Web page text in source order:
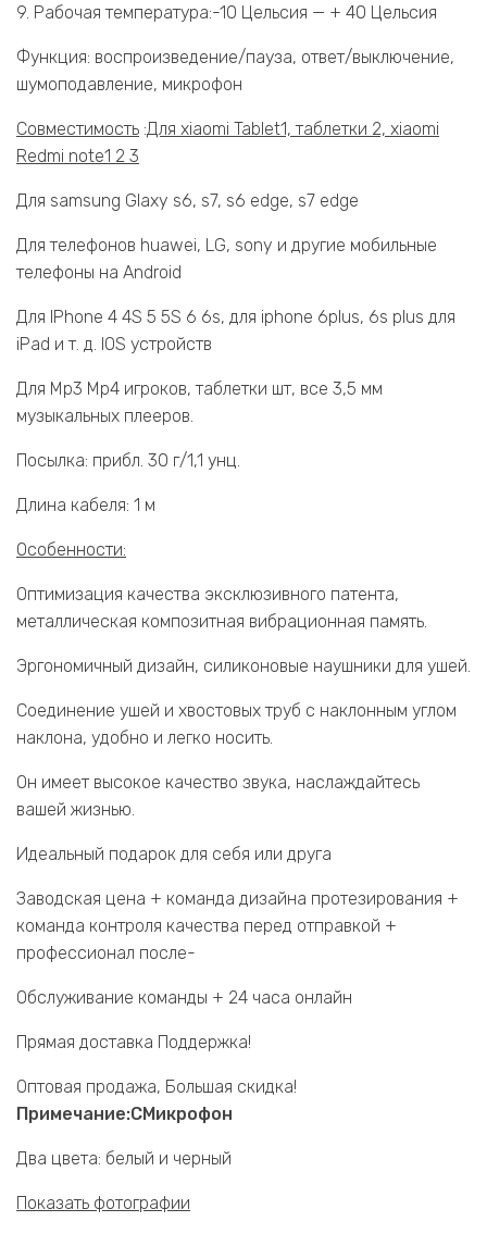
9. Рабочая температура:-10 Цельсия — + 40 Цельсия
Функция: воспроизведение/пауза, ответ/выключение,
шумоподавление, микрофон
Совместимость :Для xiaomi Tablet1, таблетки 2, xiaomi
Redmi note1 2 3
Для samsung Glaxy s6, s7, s6 edge, s7 edge
Для телефонов huawei, LG, sony и другие мобильные
телефоны на Android
Для IPhone 4 4S 5 5S 6 6s, для iphone 6plus, 6s plus для
iPad и т. д. IOS устройств
Для Mp3 Mp4 игроков, таблетки шт, все 3,5 мм
музыкальных плееров.
Посылка: прибл. 30 г/1,1 унц.
Длина кабеля: 1 м
Особенности:
Оптимизация качества эксклюзивного патента,
металлическая композитная вибрационная память.
Эргономичный дизайн, силиконовые наушники для ушей.
Соединение ушей и хвостовых труб с наклонным углом
наклона, удобно и легко носить.
Он имеет высокое качество звука, наслаждайтесь
вашей жизнью.
Идеальный подарок для себя или друга
Заводская цена + команда дизайна протезирования +
команда контроля качества перед отправкой +
профессионал после-
Обслуживание команды + 24 часа онлайн
Прямая доставка Поддержка!
Оптовая продажа, Большая скидка!
Примечание:СМикрофон
Два цвета: белый и черный
Показать фотографии